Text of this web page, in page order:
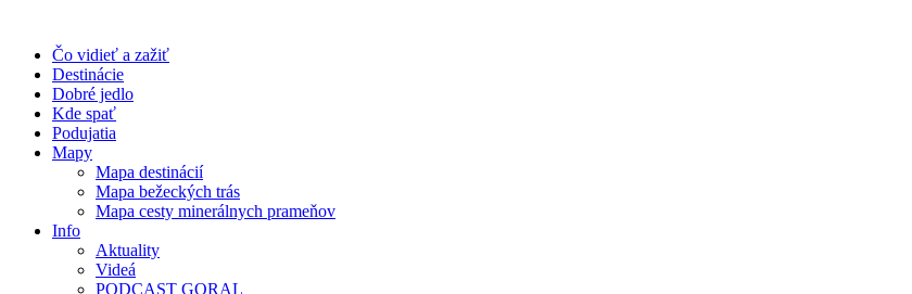
obsah
Čo vidieť a zažiť
Destinácie
Dobré jedlo
Kde spať
Podujatia
Mapy
Mapa destinácií
Mapa bežeckých trás
Mapa cesty minerálnych prameňov
Info
Aktuality
Videá
PODCAST GORAL